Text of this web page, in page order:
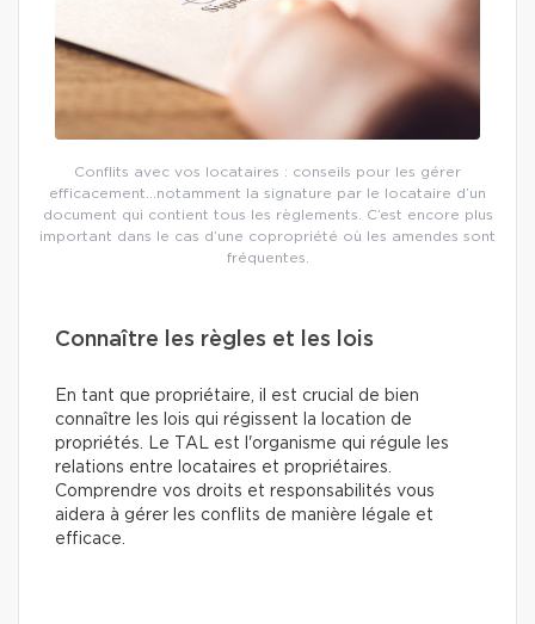
Conflits avec vos locataires : conseils pour les gérer
efficacement…notamment la signature par le locataire d’un
document qui contient tous les règlements. C’est encore plus
important dans le cas d’une copropriété où les amendes sont
fréquentes.
Connaître les règles et les lois
En tant que propriétaire, il est crucial de bien
connaître les lois qui régissent la location de
propriétés. Le TAL est l'organisme qui régule les
relations entre locataires et propriétaires.
Comprendre vos droits et responsabilités vous
aidera à gérer les conflits de manière légale et
efficace.